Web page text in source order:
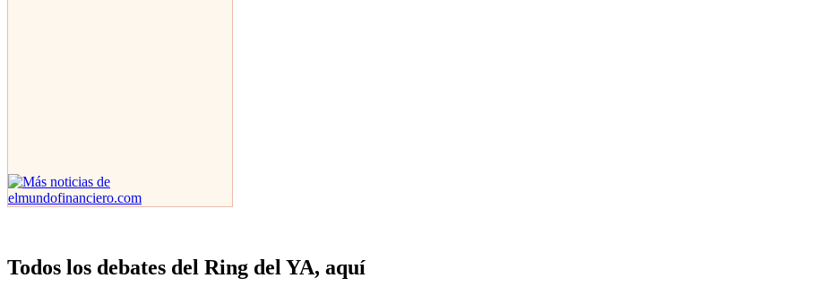
Todos los debates del Ring del YA, aquí